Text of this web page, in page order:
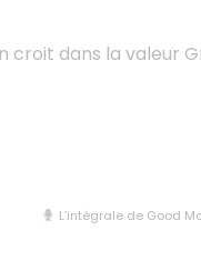
croit dans la valeur
L’intégrale de Good